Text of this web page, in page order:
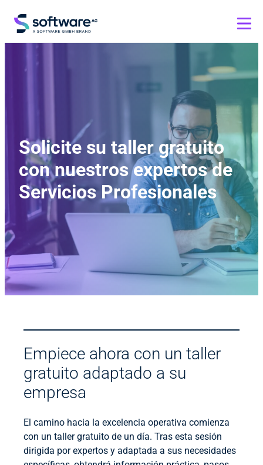
Solicite su taller gratuito
con nuestros expertos de
Servicios Profesionales
Empiece ahora con un taller
gratuito adaptado a su
empresa
El camino hacia la excelencia operativa comienza
con un taller gratuito de un día. Tras esta sesión
dirigida por expertos y adaptada a sus necesidades